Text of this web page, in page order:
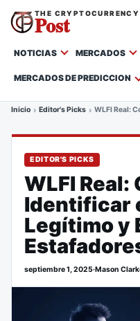
THE CRYPTOCURRENCY
Post
NOTICIAS MERCADOS
MERCADOS DE PREDICCION
Inicio Editor's Picks WLFI Real:
EDITOR'S PICKS
WLFI Real:
Identificar
Legítimo y
septiembre 1, 2025·Mason